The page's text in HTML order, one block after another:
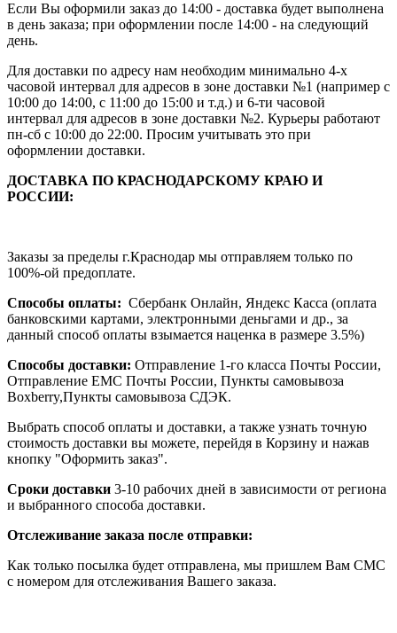
Если Вы оформили заказ до 14:00 - доставка будет выполнена
в день заказа; при оформлении после 14:00 - на следующий
день.
Для доставки по адресу нам необходим минимально 4-х
часовой интервал для адресов в зоне доставки №1 (например с
10:00 до 14:00, с 11:00 до 15:00 и т.д.) и 6-ти часовой
интервал для адресов в зоне доставки №2. Курьеры работают
пн-сб с 10:00 до 22:00. Просим учитывать это при
оформлении доставки.
ДОСТАВКА ПО КРАСНОДАРСКОМУ КРАЮ И
РОССИИ:
Заказы за пределы г.Краснодар мы отправляем только по
100%-ой предоплате.
Способы оплаты: Сбербанк Онлайн, Яндекс Касса (оплата
банковскими картами, электронными деньгами и др., за
данный способ оплаты взымается наценка в размере 3.5%)
Способы доставки: Отправление 1-го класса Почты России,
Отправление ЕМС Почты России, Пункты самовывоза
Boxberry,Пункты самовывоза СДЭК.
Выбрать способ оплаты и доставки, а также узнать точную
стоимость доставки вы можете, перейдя в Корзину и нажав
кнопку "Оформить заказ".
Сроки доставки 3-10 рабочих дней в зависимости от региона
и выбранного способа доставки.
Отслеживание заказа после отправки:
Как только посылка будет отправлена, мы пришлем Вам СМС
с номером для отслеживания Вашего заказа.